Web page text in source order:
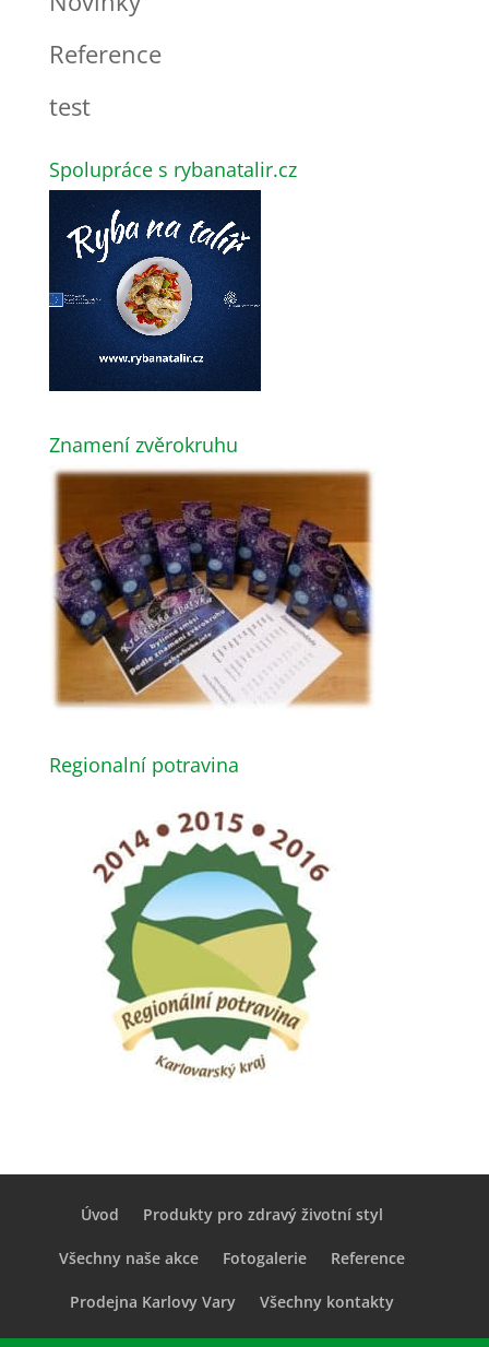
Reference
test
Spolupráce s rybanatalir.cz
Znamení zvěrokruhu
Regionalní potravina
Úvod Produkty pro zdravý životní styl
Všechny naše akce Fotogalerie Reference
Prodejna Karlovy Vary Všechny kontakty